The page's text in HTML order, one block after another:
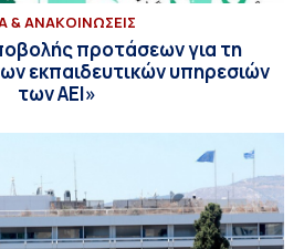
& ΑΝΑΚΟΙΝΩΣΕΙΣ
προτάσεων για τη
εκπαιδευτικών υπηρεσιών
των ΑΕΙ»